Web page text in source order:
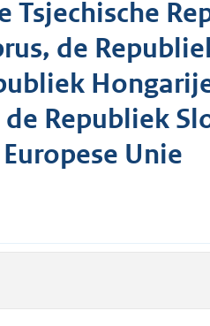
Tsjechische
de
Republiek
Unie